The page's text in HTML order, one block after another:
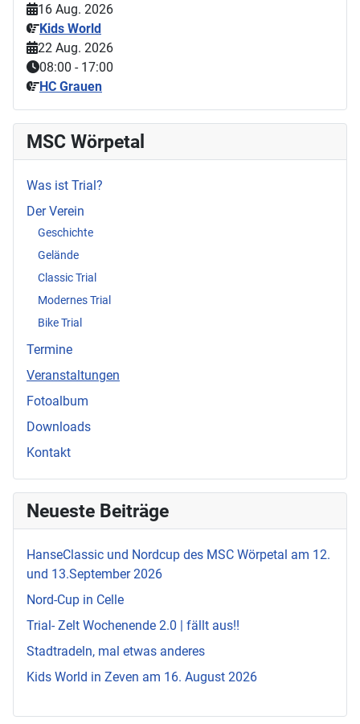
16 Aug. 2026
Kids World
22 Aug. 2026
08:00 - 17:00
HC Grauen
MSC Wörpetal
Was ist Trial?
Der Verein
Geschichte
Gelände
Classic Trial
Modernes Trial
Bike Trial
Termine
Veranstaltungen
Fotoalbum
Downloads
Kontakt
Neueste Beiträge
HanseClassic und Nordcup des MSC Wörpetal am 12.
und 13.September 2026
Nord-Cup in Celle
Trial- Zelt Wochenende 2.0 | fällt aus!!
Stadtradeln, mal etwas anderes
Kids World in Zeven am 16. August 2026